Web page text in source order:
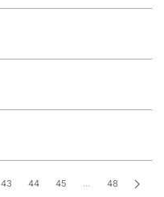
43 44 45 … 48